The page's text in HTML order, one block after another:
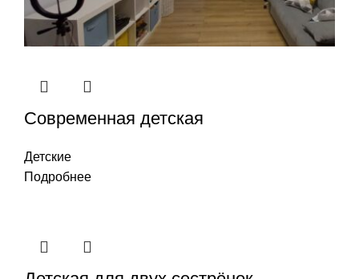
Современная детская
Детские
Подробнее